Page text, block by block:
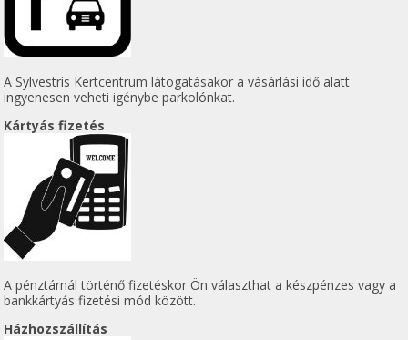
A Sylvestris Kertcentrum látogatásakor a vásárlási idő alatt
ingyenesen veheti igénybe parkolónkat.
Kártyás fizetés
A pénztárnál történő fizetéskor Ön választhat a készpénzes vagy a
bankkártyás fizetési mód között.
Házhozszállítás